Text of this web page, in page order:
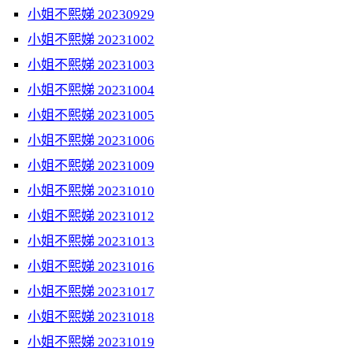
小姐不熙娣 20230929
小姐不熙娣 20231002
小姐不熙娣 20231003
小姐不熙娣 20231004
小姐不熙娣 20231005
小姐不熙娣 20231006
小姐不熙娣 20231009
小姐不熙娣 20231010
小姐不熙娣 20231012
小姐不熙娣 20231013
小姐不熙娣 20231016
小姐不熙娣 20231017
小姐不熙娣 20231018
小姐不熙娣 20231019